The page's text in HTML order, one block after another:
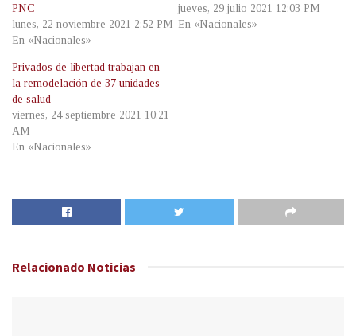
PNC
lunes, 22 noviembre 2021 2:52 PM
En «Nacionales»
jueves, 29 julio 2021 12:03 PM
En «Nacionales»
Privados de libertad trabajan en
la remodelación de 37 unidades
de salud
viernes, 24 septiembre 2021 10:21
AM
En «Nacionales»
Relacionado Noticias